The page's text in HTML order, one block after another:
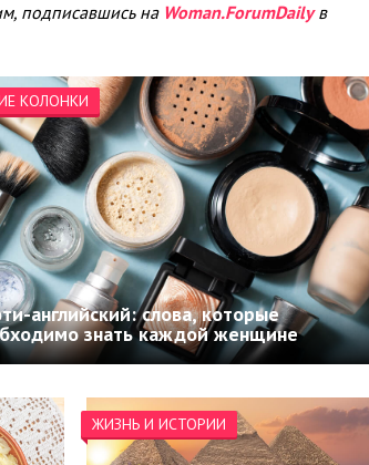
подписавшись на Woman.ForumDailyв
КОЛОНКИ
английский: слова, которые
знать каждой женщине
ЖИЗНЬ И ИСТОРИИ